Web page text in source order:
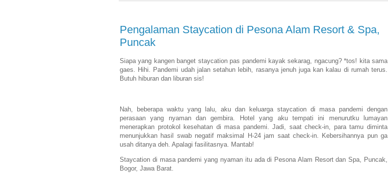
Pengalaman Staycation di Pesona Alam Resort & Spa,
Puncak
Siapa yang kangen banget staycation pas pandemi kayak sekarag, ngacung? *tos! kita sama
gaes. Hihi. Pandemi udah jalan setahun lebih, rasanya jenuh juga kan kalau di rumah terus.
Butuh hiburan dan liburan sis!
Nah, beberapa waktu yang lalu, aku dan keluarga staycation di masa pandemi dengan
perasaan yang nyaman dan gembira. Hotel yang aku tempati ini menurutku lumayan
menerapkan protokol kesehatan di masa pandemi. Jadi, saat check-in, para tamu diminta
menunjukkan hasil swab negatif maksimal H-24 jam saat check-in. Kebersihannya pun ga
usah ditanya deh. Apalagi fasilitasnya. Mantab!
Staycation di masa pandemi yang nyaman itu ada di Pesona Alam Resort dan Spa, Puncak,
Bogor, Jawa Barat.